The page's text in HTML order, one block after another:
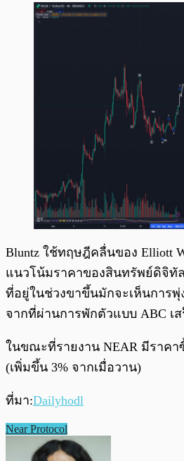
Bluntz ใช้ทฤษฎีคลื่นของ Elliott
แนวโน้มราคาของสินทรัพย์ดิจิ
ที่อยู่ในช่วงขาขึ้นมักจะเห็นการ
จากที่ผ่านการพักตัวแบบ ABC เ
ในขณะที่รายงาน NEAR มีราคา
(เพิ่มขึ้น 3% จากเมื่อวาน)
ที่มา:Dailyhodl
Near Protocol